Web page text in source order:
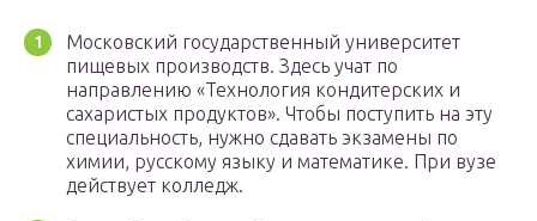
Московский государственный университет
пищевых производств. Здесь учат по
направлению «Технология кондитерских и
сахаристых продуктов». Чтобы поступить на эту
специальность, нужно сдавать экзамены по
химии, русскому языку и математике. При вузе
действует колледж.